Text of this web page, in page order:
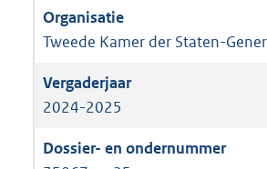
Tweede Kamer der Staten-
2024-2025